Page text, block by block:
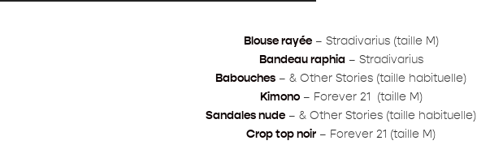
Blouse rayée– Stradivarius (taille M)
Bandeau raphia – Stradivarius
Babouches – & Other Stories (taille habituelle)
Kimono– Forever 21 (taille M)
Sandales nude – & Other Stories (taille habituelle)
Crop top noir – Forever 21 (taille M)